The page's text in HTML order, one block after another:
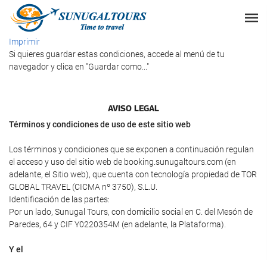
Imprimir
Si quieres guardar estas condiciones, accede al menú de tu
navegador y clica en "Guardar como..."
AVISO LEGAL
Términos y condiciones de uso de este sitio web
Los términos y condiciones que se exponen a continuación regulan
el acceso y uso del sitio web de booking.sunugaltours.com (en
adelante, el Sitio web), que cuenta con tecnología propiedad de TOR
GLOBAL TRAVEL (CICMA nº 3750), S.L.U.
Identificación de las partes:
Por un lado, Sunugal Tours, con domicilio social en C. del Mesón de
Paredes, 64 y CIF Y0220354M (en adelante, la Plataforma).
Y el